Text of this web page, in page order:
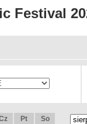
Festival
Pt
So